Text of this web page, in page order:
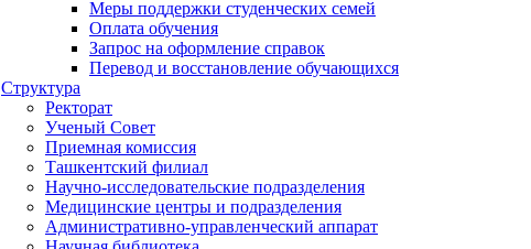
Меры поддержки студенческих семей
Оплата обучения
Запрос на оформление справок
Перевод и восстановление обучающихся
Структура
Ректорат
Ученый Совет
Приемная комиссия
Ташкентский филиал
Научно-исследовательские подразделения
Медицинские центры и подразделения
Административно-управленческий аппарат